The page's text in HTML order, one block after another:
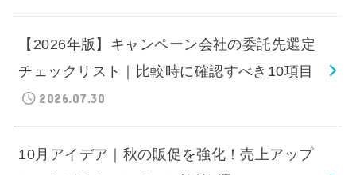
【2026年版】キャンペーン会社の委託先選定
チェックリスト｜比較時に確認すべき10項目
2026.07.30
10月アイデア｜秋の販促を強化！売上アップ